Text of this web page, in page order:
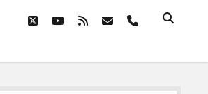
twitteryoutube
rss emailphone